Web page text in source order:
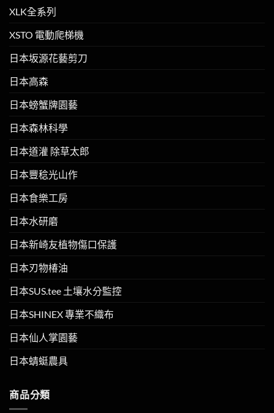
XLK全系列
XSTO 電動爬梯機
日本坂源花藝剪刀
日本高森
日本螃蟹牌園藝
日本森林科學
日本道灌 除草太郎
日本豐稔光山作
日本食樂工房
日本水研磨
日本新崎友植物傷口保護
日本刃物椿油
日本SUS.tee 土壤水分監控
日本SHINEX 專業不織布
日本仙人掌園藝
日本蜻蜓農具
商品分類